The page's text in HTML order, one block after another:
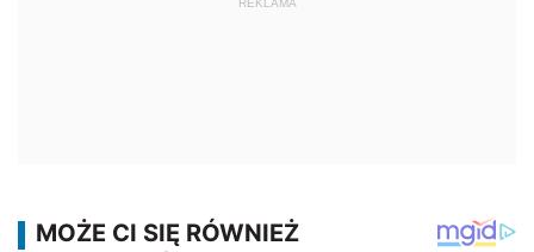
REKLAMA